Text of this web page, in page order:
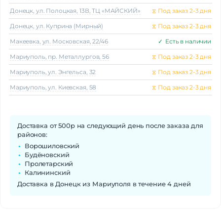
Донецк, ул. Полоцкая, 13В, ТЦ «МАЙСКИЙ» ⧖ Под заказ 2-3 дня
Донецк, ул. Куприна (Мирный) ⧖ Под заказ 2-3 дня
Макеeвка, ул. Московская, 22/46 ✓ Есть в наличии
Мариуполь, пр. Металлургов, 56 ⧖ Под заказ 2-3 дня
Мариуполь, ул. Энгельса, 32 ⧖ Под заказ 2-3 дня
Мариуполь, ул. Киевская, 58 ⧖ Под заказ 2-3 дня
Доставка от 500р на следующий день после заказа для
районов:
Ворошиловский
Будёновский
Пролетарский
Калининский
Доставка в Донецк из Мариуполя в течение 4 дней